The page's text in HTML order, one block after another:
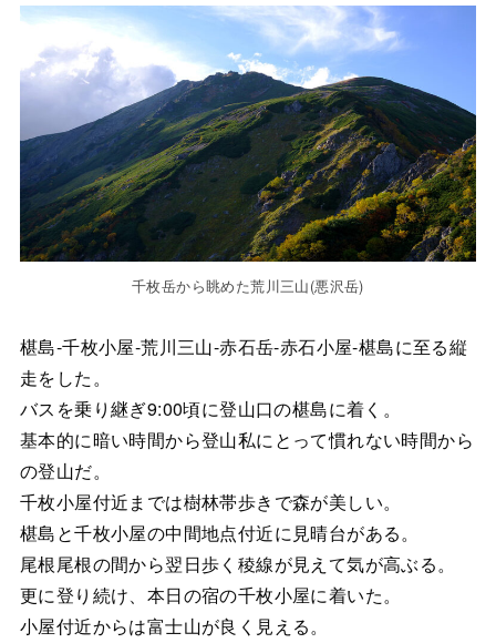
千枚岳から眺めた荒川三山(悪沢岳)
椹島-千枚小屋-荒川三山-赤石岳-赤石小屋-椹島に至る縦
走をした。
バスを乗り継ぎ9:00頃に登山口の椹島に着く。
基本的に暗い時間から登山私にとって慣れない時間から
の登山だ。
千枚小屋付近までは樹林帯歩きで森が美しい。
椹島と千枚小屋の中間地点付近に見晴台がある。
尾根尾根の間から翌日歩く稜線が見えて気が高ぶる。
更に登り続け、本日の宿の千枚小屋に着いた。
小屋付近からは富士山が良く見える。